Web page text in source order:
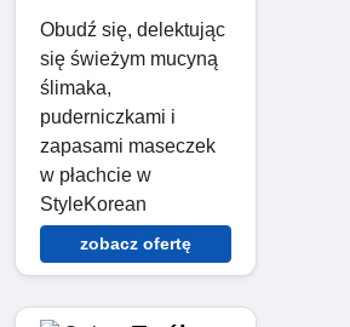
Obudź się, delektując
się świeżym mucyną
ślimaka,
puderniczkami i
zapasami maseczek
w płachcie w
StyleKorean
zobacz ofertę